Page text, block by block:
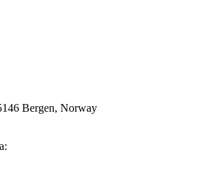
Bergen, Norway